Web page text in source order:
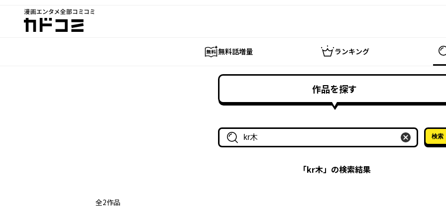
漫画エンタメ全部コミコミ
カドコミ
無料話増量 ランキング
作品を探す
作品名・作家名で探す
検索
「kr木」の検索結果
全2作品